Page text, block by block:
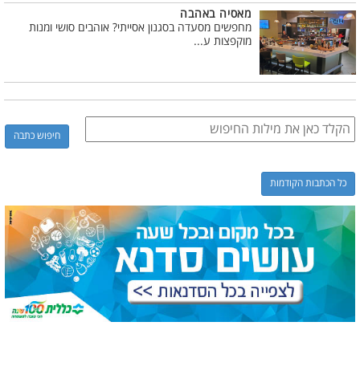
מאסיה באהבה
מחפשים מסעדה בסגנון אסייתי? אוהבים סושי ומנות
מוקפצות ע...
כל הכתבות הקודמות